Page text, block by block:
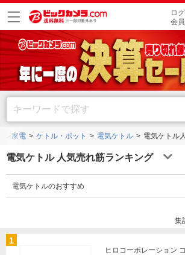
ロ
会
ン家電 ケトル・ポット 電気ケトル 電気ケトル
電気ケトル 人気売れ筋ランキング
電気ケトルのおすすめ
集
1
ヒロコーポレーション